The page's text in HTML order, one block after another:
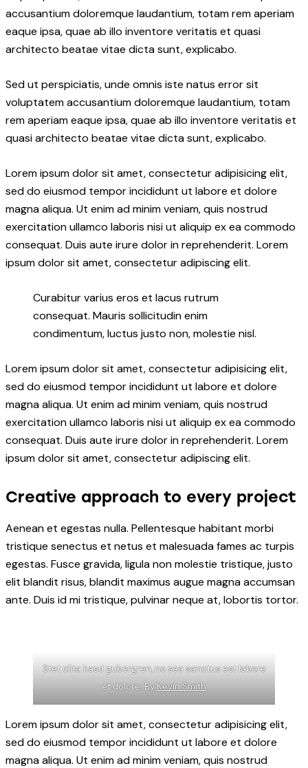
accusantium doloremque laudantium, totam rem aperiam
eaque ipsa, quae ab illo inventore veritatis et quasi
architecto beatae vitae dicta sunt, explicabo.
Sed ut perspiciatis, unde omnis iste natus error sit
voluptatem accusantium doloremque laudantium, totam
rem aperiam eaque ipsa, quae ab illo inventore veritatis et
quasi architecto beatae vitae dicta sunt, explicabo.
Lorem ipsum dolor sit amet, consectetur adipisicing elit,
sed do eiusmod tempor incididunt ut labore et dolore
magna aliqua. Ut enim ad minim veniam, quis nostrud
exercitation ullamco laboris nisi ut aliquip ex ea commodo
consequat. Duis aute irure dolor in reprehenderit. Lorem
ipsum dolor sit amet, consectetur adipiscing elit.
Curabitur varius eros et lacus rutrum
consequat. Mauris sollicitudin enim
condimentum, luctus justo non, molestie nisl.
Lorem ipsum dolor sit amet, consectetur adipisicing elit,
sed do eiusmod tempor incididunt ut labore et dolore
magna aliqua. Ut enim ad minim veniam, quis nostrud
exercitation ullamco laboris nisi ut aliquip ex ea commodo
consequat. Duis aute irure dolor in reprehenderit. Lorem
ipsum dolor sit amet, consectetur adipiscing elit.
Creative approach to every project
Aenean et egestas nulla. Pellentesque habitant morbi
tristique senectus et netus et malesuada fames ac turpis
egestas. Fusce gravida, ligula non molestie tristique, justo
elit blandit risus, blandit maximus augue magna accumsan
ante. Duis id mi tristique, pulvinar neque at, lobortis tortor.
Stet clita kasd gubergren, no sea sanctus est labore
et dolore. ByKevin Smith
Lorem ipsum dolor sit amet, consectetur adipisicing elit,
sed do eiusmod tempor incididunt ut labore et dolore
magna aliqua. Ut enim ad minim veniam, quis nostrud